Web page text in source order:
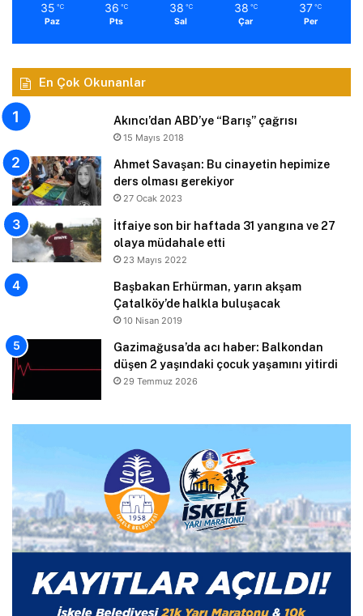
35 ℃
Paz
36 ℃
Pts
38 ℃
Sal
38 ℃
Çar
37 ℃
Per
En Çok Okunanlar
Akıncı’dan ABD’ye “Barış” çağrısı
15 Mayıs 2018
Ahmet Savaşan: Bu cinayetin hepimize
ders olması gerekiyor
27 Ocak 2023
İtfaiye son bir haftada 31 yangına ve 27
olaya müdahale etti
23 Mayıs 2022
Başbakan Erhürman, yarın akşam
Çatalköy’de halkla buluşacak
10 Nisan 2019
Gazimağusa’da acı haber: Balkondan
düşen 2 yaşındaki çocuk yaşamını yitirdi
29 Temmuz 2026